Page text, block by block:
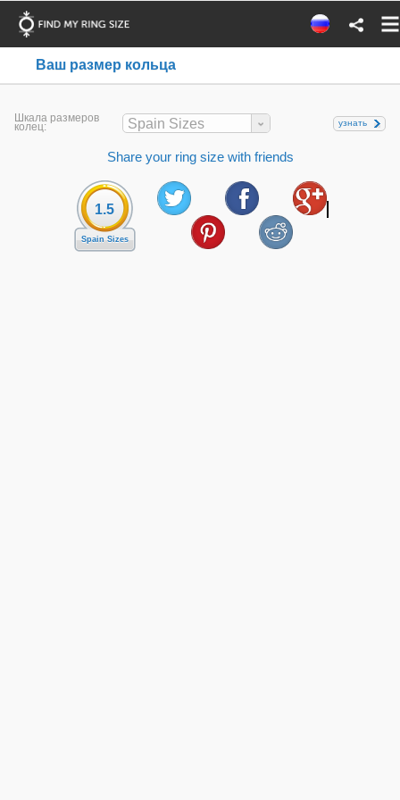
Ваш размер кольца
Шкала размеров
колец: Spain Sizes узнать
Share your ring size with friends
1.5
Spain Sizes